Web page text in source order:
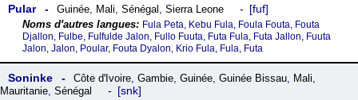
Pular Guinée, Mali, Sénégal , Sierra Leone fuf
Fula Peta, Kebu Fula, Foula Fouta, Fouta
Djallon, Fulbe, Fulfulde Jalon, Fullo Fuuta, Futa Fula, Futa Jallon, Fuuta
Jalon, Jalon, Poular, Fouta Dyalon, Krio Fula, Fula, Futa
Soninke Côte dꞌIvoire, Gambie, Guinée, Guinée Bissau, Mali,
Mauritanie, Sénégal snk